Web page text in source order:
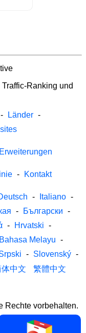
Ranking und
- Länder -
- Kontakt
- Italiano -
- Български -
- Hrvatski -
Bahasa Melayu -
- Slovenský -
中文
繁體中文
Rechte vorbehalten.